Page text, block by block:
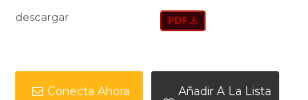
descargar
Conecta Ahora
Añadir A La Lista